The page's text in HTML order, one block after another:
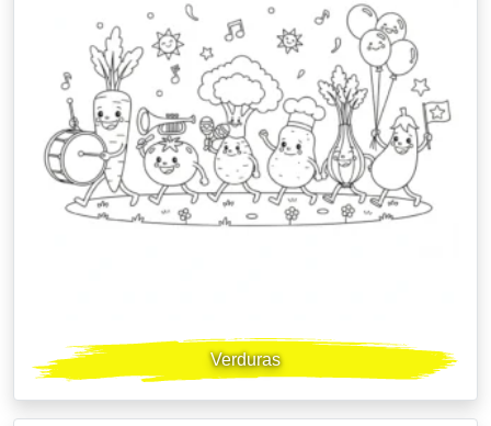
Verduras